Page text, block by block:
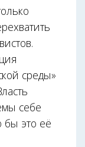
среды»
себе
бы это её